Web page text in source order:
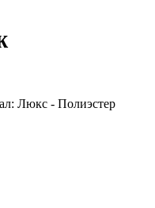
Люкс - Полиэстер